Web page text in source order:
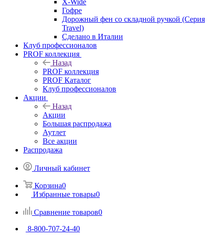
X-Wide
Гофре
Дорожный фен со складной ручкой (Серия
Travel)
Сделано в Италии
Клуб профессионалов
PROF коллекция
Назад
PROF коллекция
PROF Каталог
Клуб профессионалов
Акции
Назад
Акции
Большая распродажа
Аутлет
Все акции
Распродажа
Личный кабинет
Корзина0
Избранные товары0
Сравнение товаров0
8-800-707-24-40